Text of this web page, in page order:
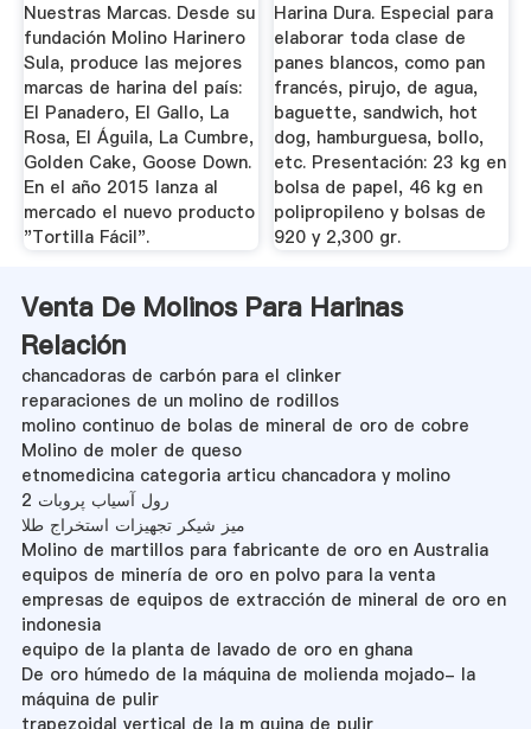
Nuestras Marcas. Desde su
fundación Molino Harinero
Sula, produce las mejores
marcas de harina del país:
El Panadero, El Gallo, La
Rosa, El Águila, La Cumbre,
Golden Cake, Goose Down.
En el año 2015 lanza al
mercado el nuevo producto
"Tortilla Fácil".
Harina Dura. Especial para
elaborar toda clase de
panes blancos, como pan
francés, pirujo, de agua,
baguette, sandwich, hot
dog, hamburguesa, bollo,
etc. Presentación: 23 kg en
bolsa de papel, 46 kg en
polipropileno y bolsas de
920 y 2,300 gr.
Venta De Molinos Para Harinas
Relación
chancadoras de carbón para el clinker
reparaciones de un molino de rodillos
molino continuo de bolas de mineral de oro de cobre
Molino de moler de queso
etnomedicina categoria articu chancadora y molino
رول آسیاب پروبات 2
میز شیکر تجهیزات استخراج طلا
Molino de martillos para fabricante de oro en Australia
equipos de minería de oro en polvo para la venta
empresas de equipos de extracción de mineral de oro en
indonesia
equipo de la planta de lavado de oro en ghana
De oro húmedo de la máquina de molienda mojado- la
máquina de pulir
trapezoidal vertical de la m quina de pulir